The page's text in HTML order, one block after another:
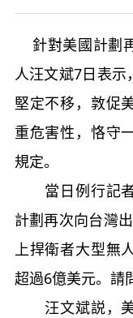
針對美國計劃
人汪文斌7日表
堅定不移，敦促
重危害性，恪守
規定。
當日例行記者
計劃再次向台灣
上捍衛者大型無
超過6億美元。請
汪文斌説，美